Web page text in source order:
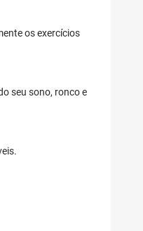
os exercícios
seu sono, ronco e